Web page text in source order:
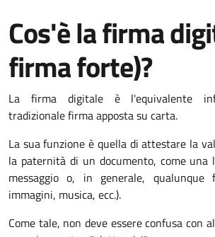
Cos'è la firma
firma forte)?
La firma digitale è l'equivalente
tradizionale firma apposta su carta.
La sua funzione è quella di attestare la
la paternità di un documento, come
messaggio o, in generale,
immagini, musica, ecc.).
Come tale, non deve essere confusa con